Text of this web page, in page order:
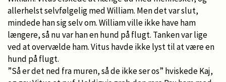
allerhelst selvfølgelig med William. Men det var slut,
mindede han sig selv om. William ville ikke have ham
længere, så nu var han en hund på flugt. Tanken var lige
ved at overvælde ham. Vitus havde ikke lyst til at være en
hund på flugt.
”Så er det ned fra muren, så de ikke ser os” hviskede Kaj,